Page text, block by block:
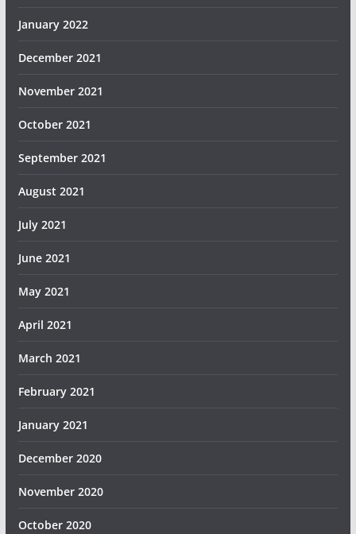
January 2022
December 2021
November 2021
October 2021
September 2021
August 2021
July 2021
June 2021
May 2021
April 2021
March 2021
February 2021
January 2021
December 2020
November 2020
October 2020